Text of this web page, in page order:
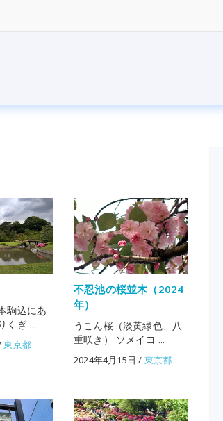
駒込にあ
くぎ ...
東京都
不忍池の桜並木（2024
年）
うこん桜（淡黄緑色、八
重咲き） ソメイヨ ...
2024年4月15日 / 東京都